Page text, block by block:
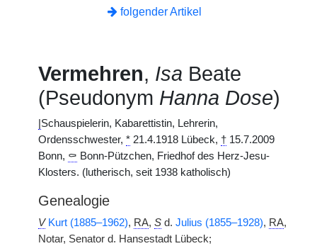
folgender Artikel
Vermehren, Isa Beate
(Pseudonym Hanna Dose)
Schauspielerin, Kabarettistin, Lehrerin,
Ordensschwester, * 21.4.1918 Lübeck, † 15.7.2009
Bonn, ⚰ Bonn-Pützchen, Friedhof des Herz-Jesu-
Klosters. (lutherisch, seit 1938 katholisch)
Genealogie
V Kurt (1885–1962), RA, S d. Julius (1855–1928), RA,
Notar, Senator d. Hansestadt Lübeck;